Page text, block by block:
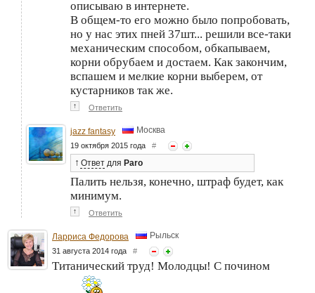
описываю в интернете.
В общем-то его можно было попробовать,
но у нас этих пней 37шт... решили все-таки
механическим способом, обкапываем,
корни обрубаем и достаем. Как закончим,
вспашем и мелкие корни выберем, от
кустарников так же.
↑ Ответить
jazz fantasy Москва
19 октября 2015 года #
↑ Ответ для Paro
Палить нельзя, конечно, штраф будет, как
минимум.
↑ Ответить
Ларриса Федорова Рыльск
31 августа 2014 года #
Титанический труд! Молодцы! С почином